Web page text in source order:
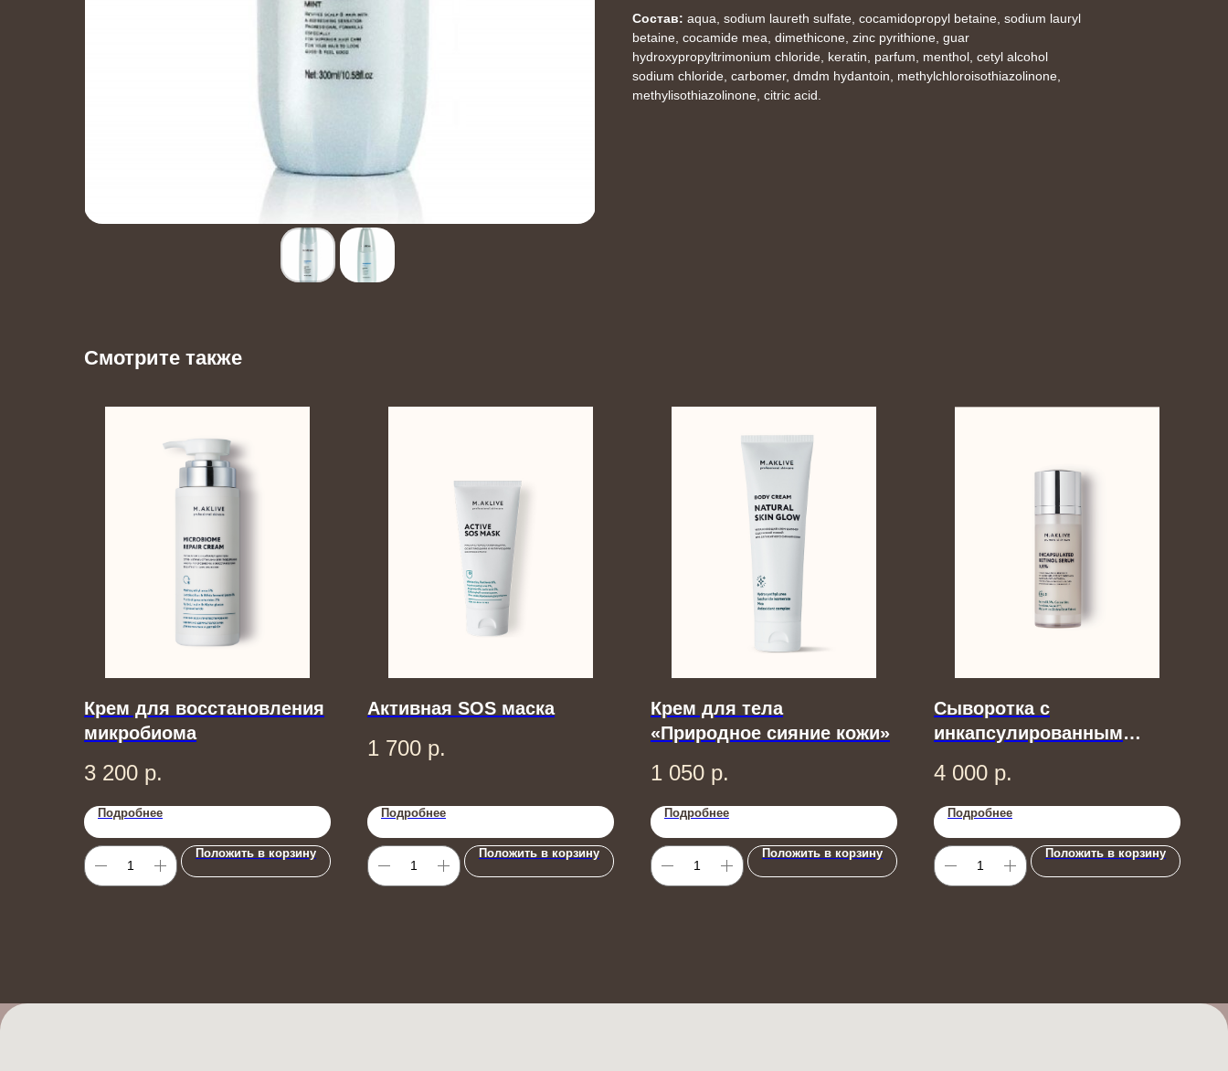
Cостав: aqua, sodium laureth sulfate, cocamidopropyl betaine, sodium lauryl
betaine, cocamide mea, dimethicone, zinc pyrithione, guar
hydroxypropyltrimonium chloride, keratin, parfum, menthol, cetyl alcohol
sodium chloride, carbomer, dmdm hydantoin, methylchloroisothiazolinone,
methylisothiazolinone, citric acid.
Смотрите также
Крем для восстановления
микробиома
3 200 р.
Подробнее
Положить в корзину
Активная SOS маска
1 700 р.
Подробнее
Положить в корзину
Крем для тела
«Природное сияние кожи»
1 050 р.
Подробнее
Положить в корзину
Сыворотка с
инкапсулированным
4 000 р.
Подробнее
Положить в корзину